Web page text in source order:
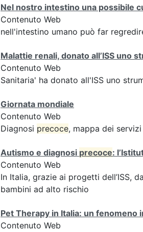
Nel nostro intestino una possibile
Contenuto Web
nell'intestino umano può far
Malattie renali, donato all’ISS uno
Contenuto Web
Sanitaria' ha donato all'ISS uno
Giornata mondiale
Contenuto Web
Diagnosi precoce, mappa dei
Autismo e diagnosi precoce:
Contenuto Web
In Italia, grazie ai progetti dell’ISS,
bambini ad alto rischio
Pet Therapy in Italia: un fenomeno
Contenuto Web